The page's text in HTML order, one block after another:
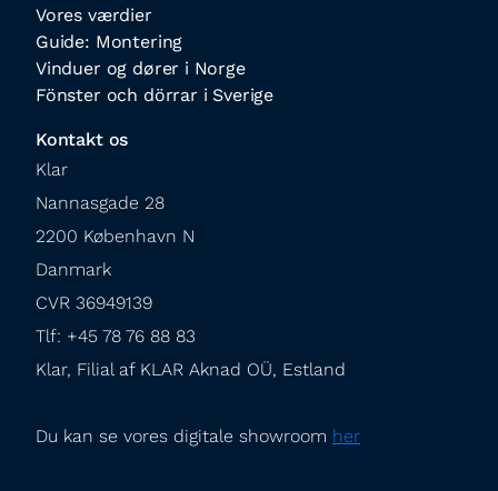
Vores værdier
Guide: Montering
Vinduer og dører i Norge
Fönster och dörrar i Sverige
Kontakt os
Klar
Nannasgade 28
2200 København N
Danmark
CVR 36949139
Tlf: +45 78 76 88 83
Klar, Filial af KLAR Aknad OÜ, Estland
Du kan se vores digitale showroom her